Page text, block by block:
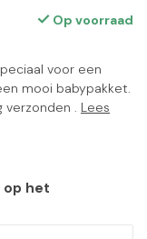
Op voorraad
voor een
mooi babypakket.
verzonden . Lees
het